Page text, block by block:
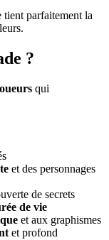
tient parfaitement la
?
qui
et des personnages
de secrets
de vie
et aux graphismes
et profond